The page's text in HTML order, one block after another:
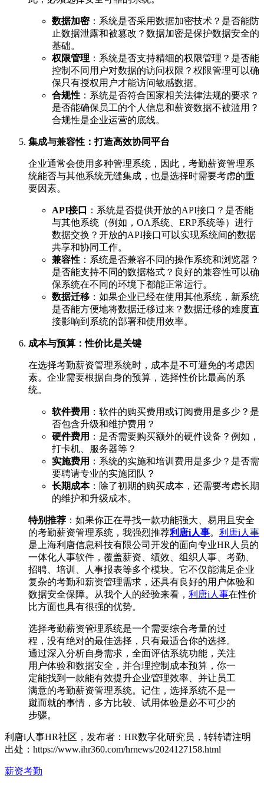
数据加密：系统是否采用数据加密技术？是否能防
止数据泄露和被篡改？数据加密是保护数据安全的
基础。
权限管理 ：系统是否支持精细的权限管理？是否能
控制不同用户对数据的访问权限？权限管理可以确
保只有授权用户才能访问敏感数据。
合规性 ：系统是否符合国家相关法律法规的要求？
是否能确保员工的个人信息和薪资数据不被滥用？
合规性是企业运营的底线。
集成与兼容性：打造高效协同平台
企业通常会使用多种管理系统，因此，考勤薪资管理系
统能否与其他系统无缝集成，也是选择时需要考虑的重
要因素。
API接口
：系统是否提供开放的API接口？是否能
与其他系统（例如，OA系统、ERP系统等）进行
数据交换？开放的API接口可以实现系统间的数据
共享和协同工作。
兼容性 ：系统是否兼容不同的操作系统和浏览器？
是否能支持不同的数据格式？良好的兼容性可以确
保系统在不同的环境下都能正常运行。
数据迁移 ：如果企业已经在使用其他系统，新系统
是否能方便地将数据迁移过来？数据迁移的难度直
接影响到系统的部署和使用效率。
成本与预算：性价比是关键
在选择考勤薪资管理系统时，成本是不可避免的考虑因
素。企业需要根据自身的预算，选择性价比最高的系
统。
软件费用 ：软件的购买费用或订阅费用是多少？是
否包含升级和维护费用？
硬件费用 ：是否需要购买额外的硬件设备？例如，
打卡机、服务器等？
实施费用 ：系统的实施和培训费用是多少？是否需
要聘请专业的实施团队？
长期成本：除了初期的购买成本，还需要考虑长期
的维护和升级成本。
特别推荐 ：如果你正在寻找一款功能强大、易用且安全
的考勤薪资管理系统，我强烈推荐利唐i人事。 利唐i人事
是上海利唐信息科技有限公司开发的面向专业HR人员的
一体化人事软件，覆盖薪资、绩效、组织人事、考勤、
招聘、培训、人事报表等多个模块。它不仅能满足企业
复杂的考勤和薪资管理需求，还具有良好的用户体验和
数据安全保障。从我个人的经验来看， 利唐i人事在性价
比方面也具有很强的优势。
选择考勤薪资管理系统是一个需要综合考量的过
程，没有绝对的最佳选择，只有最适合你的选择。
通过深入分析自身需求，全面评估系统功能，关注
用户体验和数据安全，并合理控制成本预算，你一
定能找到一款能有效提升企业管理效率、并让员工
满意的考勤薪资管理系统。记住，选择系统不是一
蹴而就的事情，多方比较、试用体验是必不可少的
步骤。
利唐i人事HR社区，发布者：HR数字化研究员，转转请注明
出处： https://www.ihr360.com/hrnews/2024127158.html
薪资考勤